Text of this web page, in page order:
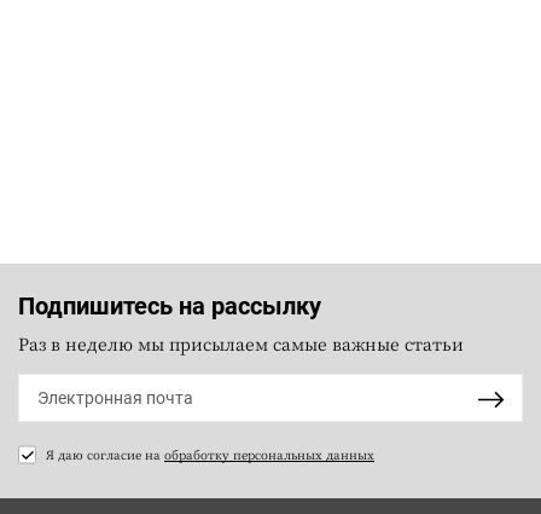
Подпишитесь на рассылку
Раз в неделю мы присылаем самые важные статьи
Я даю согласие на обработку персональных данных